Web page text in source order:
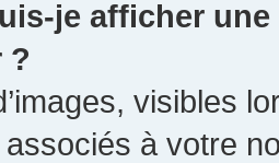
je afficher
?
visibles
à votre